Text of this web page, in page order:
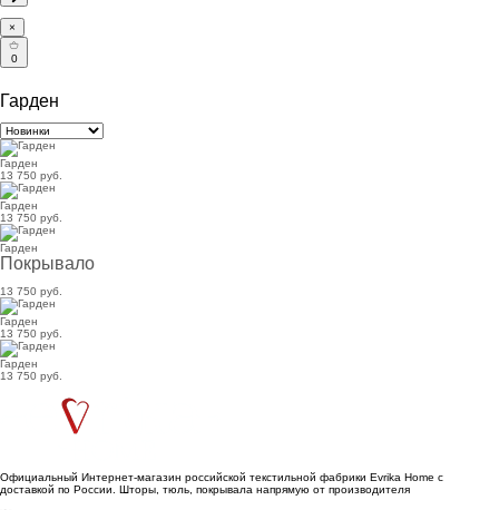
×
0
Гарден
Гарден
13 750 руб.
Гарден
13 750 руб.
Гарден
Покрывало
13 750 руб.
Гарден
13 750 руб.
Гарден
13 750 руб.
Официальный Интернет-магазин российской текстильной фабрики Evrika Home c
доставкой по России. Шторы, тюль, покрывала напрямую от производителя